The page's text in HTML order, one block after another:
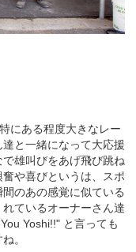
にある程度大きなレー
と一緒になって大応援
雄叫びをあげ飛び跳ね
や喜びというは、スポ
のあの感覚に似ている
ているオーナーさん達
Yoshi!!" と言っても
。